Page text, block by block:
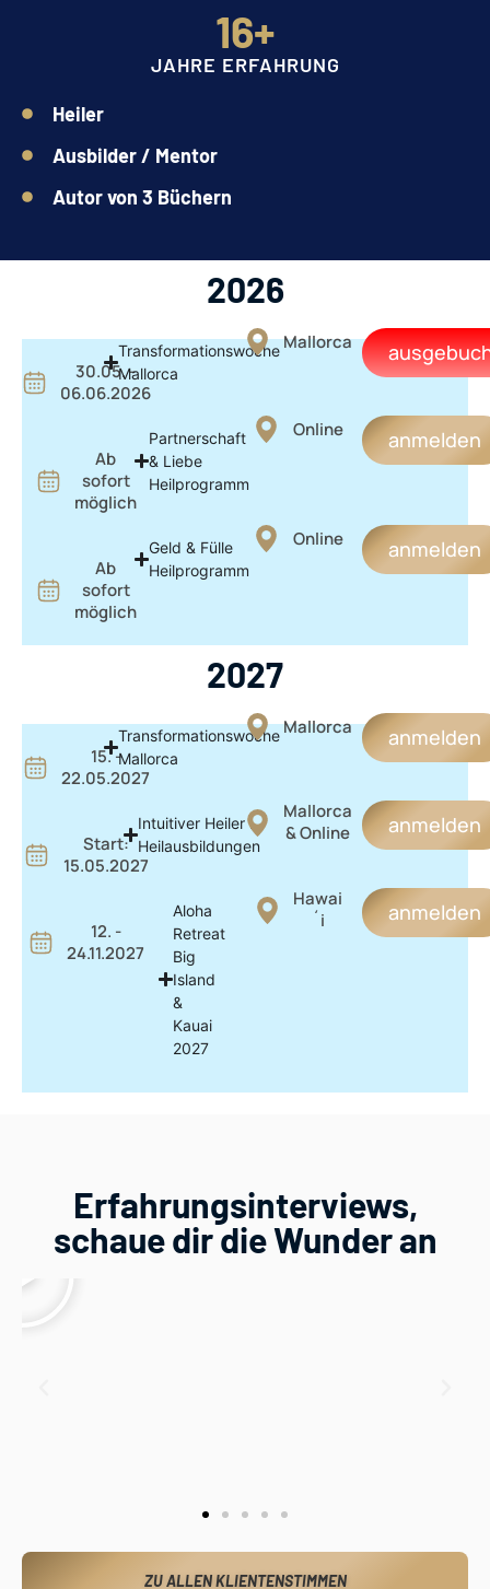
JAHRE ERFAHRUNG
16+
Heiler
Ausbilder / Mentor
Autor von 3 Büchern
2026
30.05. -
06.06.2026
Transformationswoche
Mallorca
Mallorca
Ab
sofort
möglich
Partnerschaft
& Liebe
Heilprogramm
Online anmelden
Ab
sofort
möglich
Geld & Fülle
Heilprogramm
Online anmelden
2027
15. -
22.05.2027
Transformationswoche
Mallorca
Mallorca anmelden
Start:
15.05.2027
Intuitiver Heiler I
Heilausbildungen
Mallorca
& Online
anmelden
12. -
24.11.2027
Aloha
Retreat
Big
Island
&
Kauai
2027
Hawai
´i
anmelden
Erfahrungsinterviews,
schaue dir die Wunder an
ZU ALLEN KLIENTENSTIMMEN